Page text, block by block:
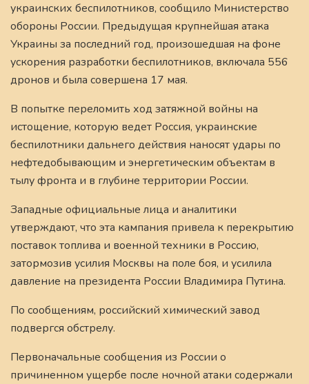
украинских беспилотников, сообщило Министерство
обороны России. Предыдущая крупнейшая атака
Украины за последний год, произошедшая на фоне
ускорения разработки беспилотников, включала 556
дронов и была совершена 17 мая.
В попытке переломить ход затяжной войны на
истощение, которую ведет Россия, украинские
беспилотники дальнего действия наносят удары по
нефтедобывающим и энергетическим объектам в
тылу фронта и в глубине территории России.
Западные официальные лица и аналитики
утверждают, что эта кампания привела к перекрытию
поставок топлива и военной техники в Россию,
затормозив усилия Москвы на поле боя, и усилила
давление на президента России Владимира Путина.
По сообщениям, российский химический завод
подвергся обстрелу.
Первоначальные сообщения из России о
причиненном ущербе после ночной атаки содержали